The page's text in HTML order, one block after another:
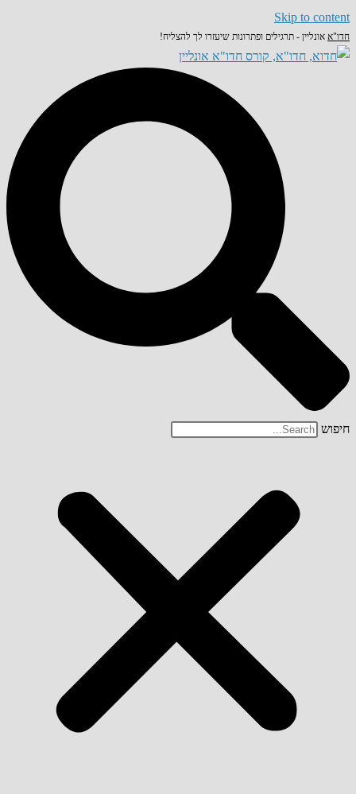
Skip to content
חדו"א אונליין - תרגילים ופתרונות שיעזרו לך להצליח!
חיפוש